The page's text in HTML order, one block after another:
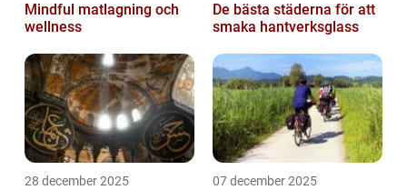
Mindful matlagning och
wellness
De bästa städerna för att
smaka hantverksglass
28 december 2025 07 december 2025